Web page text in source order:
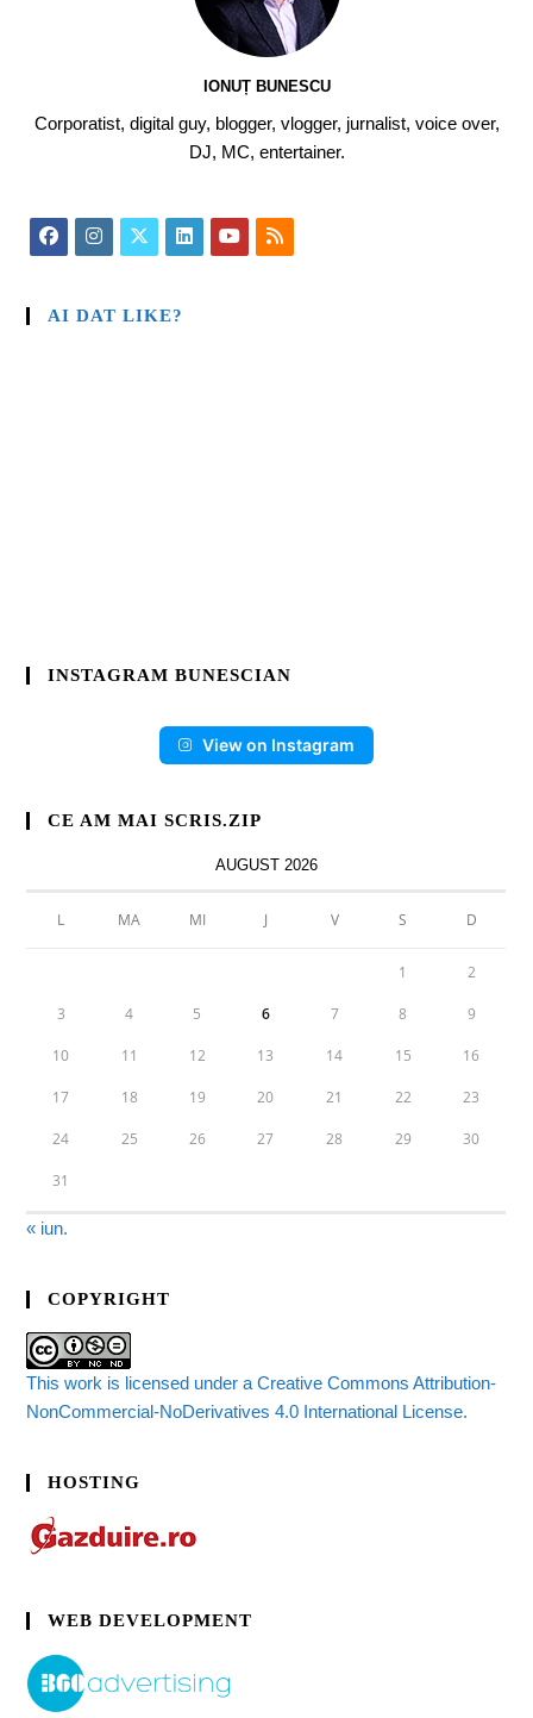
IONUȚ BUNESCU
Corporatist, digital guy, blogger, vlogger, jurnalist, voice over,
DJ, MC, entertainer.
AI DAT LIKE?
INSTAGRAM BUNESCIAN
View on Instagram
CE AM MAI SCRIS.ZIP
AUGUST 2026
L MA MI J V S D
1 2
3 4 5 6 7 8 9
10 11 12 13 14 15 16
17 18 19 20 21 22 23
24 25 26 27 28 29 30
31
« iun.
COPYRIGHT
This work is licensed under a Creative Commons Attribution-
NonCommercial-NoDerivatives 4.0 International License.
HOSTING
WEB DEVELOPMENT